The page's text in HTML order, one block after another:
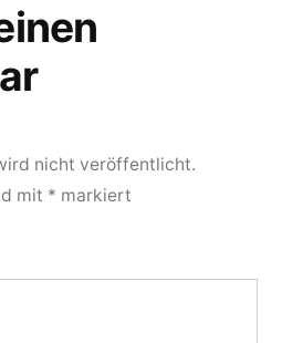
nicht veröffentlicht.
mit * markiert